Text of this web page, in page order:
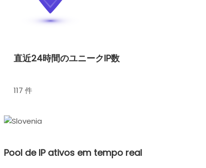
直近24時間のユニークIP数
117 件
Pool de IP ativos em tempo real